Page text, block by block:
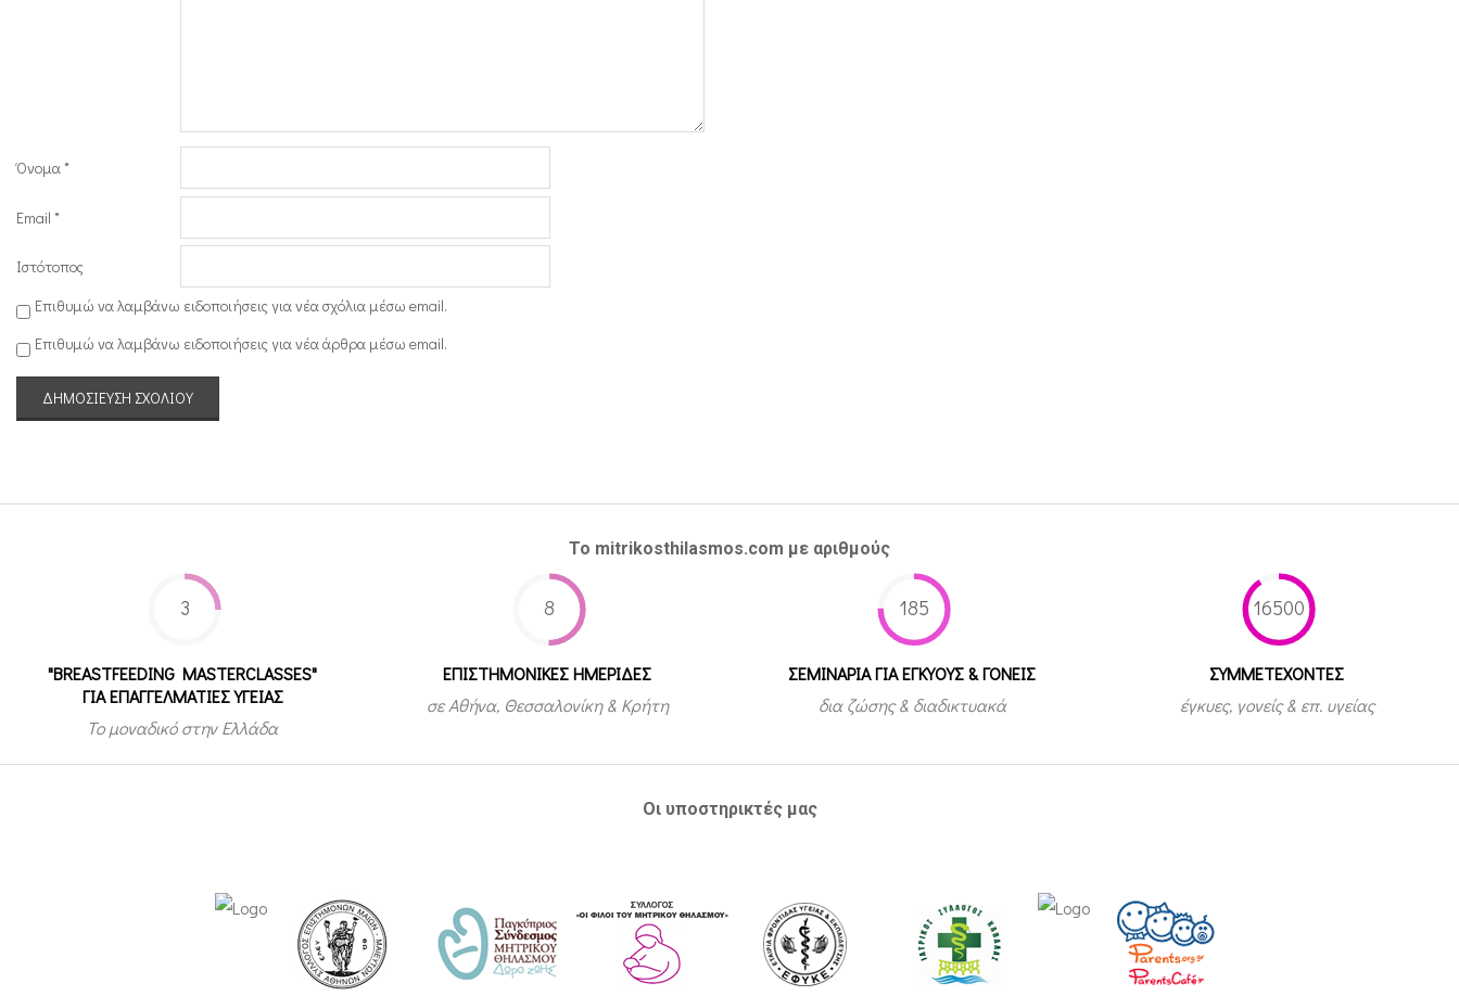
Όνομα*
Email *
Ιστότοπος
Επιθυμώ να λαμβάνω ειδοποιήσεις για νέα σχόλια μέσω email.
Επιθυμώ να λαμβάνω ειδοποιήσεις για νέα άρθρα μέσω email.
Το mitrikosthilasmos.com με αριθμούς
3
"BREASTFEEDING MASTERCLASSES"
ΓΙΑ ΕΠΑΓΓΕΛΜΑΤΙΕΣ ΥΓΕΙΑΣ
Το μοναδικό στην Ελλάδα
8
ΕΠΙΣΤΗΜΟΝΙΚΕΣ ΗΜΕΡΙΔΕΣ
σε Αθήνα, Θεσσαλονίκη & Κρήτη
185
ΣΕΜΙΝΑΡΙΑ ΓΙΑ ΕΓΚΥΟΥΣ & ΓΟΝΕΙΣ
δια ζώσης & διαδικτυακά
16500
ΣΥΜΜΕΤEΧΟΝΤΕΣ
έγκυες, γονείς & επ. υγείας
Οι υποστηρικτές μας